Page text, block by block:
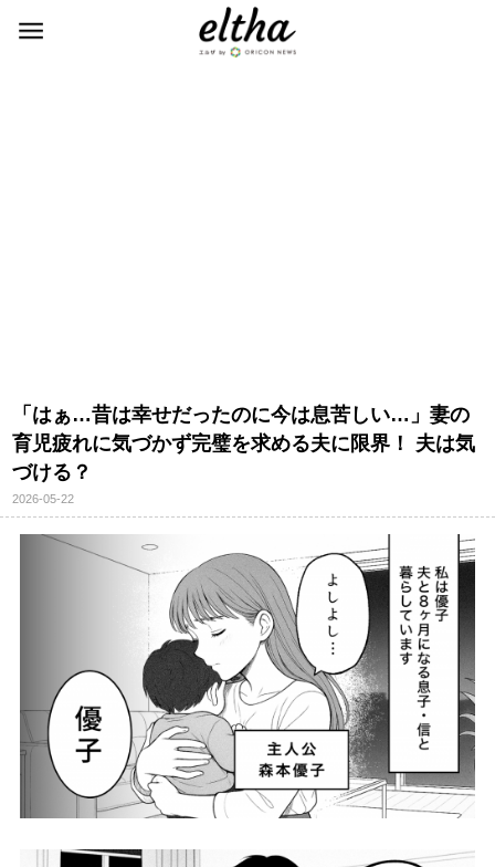
「はぁ…昔は幸せだったのに今は息苦しい…」妻の
育児疲れに気づかず完璧を求める夫に限界！ 夫は気
づける？
2026-05-22